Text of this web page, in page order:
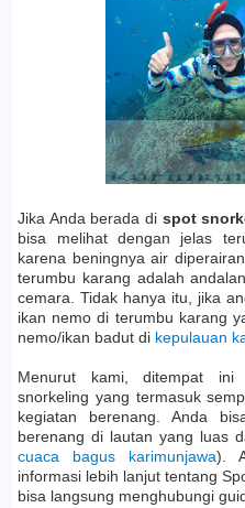
Jika Anda berada di spot
bisa melihat dengan jelas
karena beningnya air
terumbu karang adalah
cemara. Tidak hanya itu, jika
ikan nemo di terumbu karang
nemo/ikan badut di kepulauan
Menurut kami, ditempat
snorkeling yang termasuk
kegiatan berenang. Anda
berenang di lautan yang luas
cuaca bagus karimunjawa).
informasi lebih lanjut tentang
bisa langsung menghubungi